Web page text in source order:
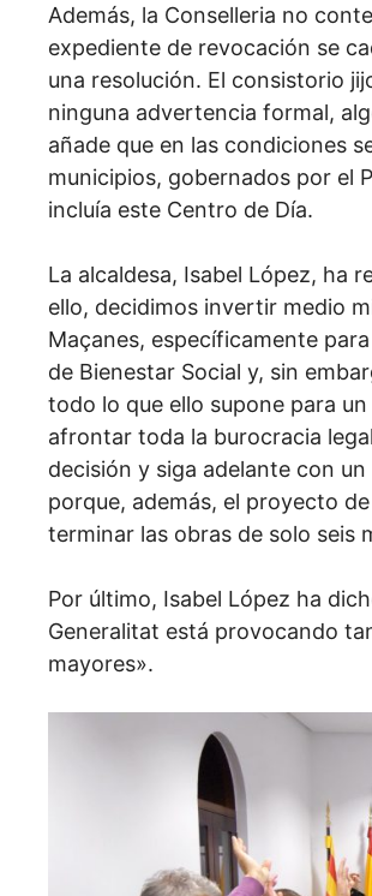
Además, la Conselleria no
expediente de revocación se
una resolución. El consistorio
ninguna advertencia formal,
añade que en las condiciones
municipios, gobernados por el
incluía este Centro de Día.
La alcaldesa, Isabel López, ha
ello, decidimos invertir medio
Maçanes, específicamente
de Bienestar Social y, sin
todo lo que ello supone para
afrontar toda la burocracia
decisión y siga adelante con
porque, además, el proyecto
terminar las obras de solo seis
Por último, Isabel López ha
Generalitat está provocando
mayores».